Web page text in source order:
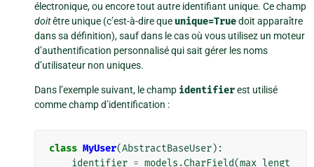
électronique, ou encore tout autre identifiant unique. Ce champ
doitêtre unique (c’est-à-dire que unique=Truedoit apparaître
dans sa définition), sauf dans le cas où vous utilisez un moteur
d’authentification personnalisé qui sait gérer les noms
d’utilisateur non uniques.
Dans l’exemple suivant, le champ identifierest utilisé
comme champ d’identification :
class MyUser(AbstractBaseUser):
identifier = models .CharField(max_lengt